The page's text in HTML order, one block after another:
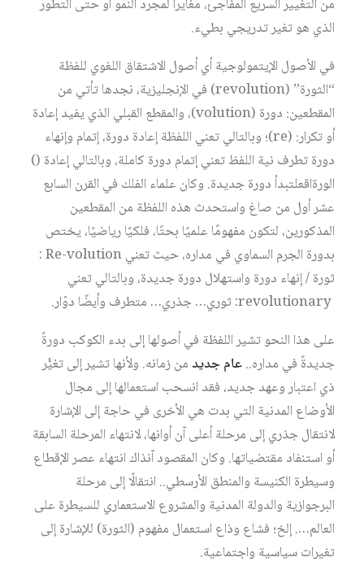
من التغيير السريع المفاجئ، مُغايرًا لمجرد النمو أو حتى التطور
الذي هو تغير تدريجي بطيء.
في الأصول الإيتمولوجية أي أصول الاشتقاق اللغوي للفظة
“الثورة” (revolution) في الإنجليزية، نجدها تأتي من
المقطعين: دورة (volution)، والمقطع القبلي الذي يفيد إعادة
أو تكرار: (re)؛ وبالتالي تعني اللفظة إعادة دورة، إتمام وإنهاء
دورة تطرف نية اللفظ تعني إتمام دورة كاملة، وبالتالي إعادة ()
الورةاقعلتبدأ دورة جديدة. وكان علماء الفلك في القرن السابع
عشر أول من صاغ واستحدث هذه اللفظة من المقطعين
المذكورين، لتكون مفهومًا علميًا بحتًا، فلكيًا رياضيًا، يختص
بدورة الجرم السماوي في مداره، حيث تعني Re-volution :
ثورة / إنهاء دورة واستهلال دورة جديدة، وبالتالي تعني
على هذا النحو تشير اللفظة في أصولها إلى بدء الكوكب دورةً
جديدةً في مداره..عام جديد من زمانه. ولأنها تشير إلى تغيُّر
ذي اعتبار وعهد جديد، فقد انسحب استعمالها إلى مجال
الأوضاع المدنية التي بدت هي الأخرى في حاجة إلى الإشارة
لانتقال جذري إلى مرحلة أعلى آن أوانها، لانتهاء المرحلة السابقة
أو استنفاد مقتضياتها. وكان المقصود آنذاك انتهاء عصر الإقطاع
وسيطرة الكنيسة والمنطق الأرسطي.. انتقالًا إلى مرحلة
البرجوازية والدولة المدنية والمشروع الاستعماري للسيطرة على
العالم…. إلخ؛ فشاع وذاع استعمال مفهوم (الثورة) للإشارة إلى
تغيرات سياسية واجتماعية.